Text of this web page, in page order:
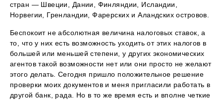
стран — Швеции, Дании, Финляндии, Исландии,
Норвегии, Гренландии, Фарерских и Аландских островов.
Беспокоит не абсолютная величина налоговых ставок, а
то, что у них есть возможность уходить от этих налогов в
большей или меньшей степени, у других экономических
агентов такой возможности нет или они просто не желают
этого делать. Сегодня пришло положительное решение
проверки моих документов и меня пригласили работать в
другой банк, рада. Но в то же время есть и вполне четкие